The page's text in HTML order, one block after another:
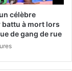
célèbre
à mort lors
de gang de rue